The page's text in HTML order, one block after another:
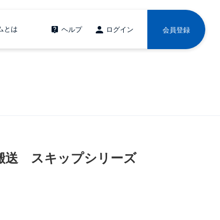
とは ヘルプ ログイン 会員登録
送 スキップシリーズ